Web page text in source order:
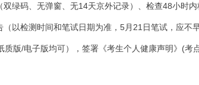
双绿码、无弹窗、无14天京外记录）、检查48小时内
（以检测时间和笔试日期为准，5月21日笔试，应不
质版/电子版均可），签署《考生个人健康声明》(考